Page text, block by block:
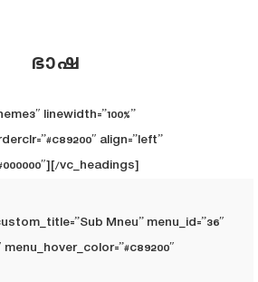
ഭാഷ
linewidth=”100%”
align=”left”
vc_headings]
Mneu” menu_id=”36″
menu_hover_color=”#c89200″